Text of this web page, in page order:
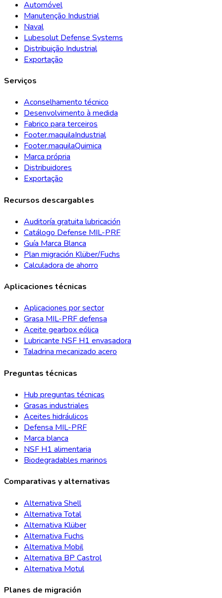
Automóvel
Manutenção Industrial
Naval
Lubesolut Defense Systems
Distribuição Industrial
Exportação
Serviços
Aconselhamento técnico
Desenvolvimento à medida
Fabrico para terceiros
Footer.maquilaIndustrial
Footer.maquilaQuimica
Marca própria
Distribuidores
Exportação
Recursos descargables
Auditoría gratuita lubricación
Catálogo Defense MIL-PRF
Guía Marca Blanca
Plan migración Klüber/Fuchs
Calculadora de ahorro
Aplicaciones técnicas
Aplicaciones por sector
Grasa MIL-PRF defensa
Aceite gearbox eólica
Lubricante NSF H1 envasadora
Taladrina mecanizado acero
Preguntas técnicas
Hub preguntas técnicas
Grasas industriales
Aceites hidráulicos
Defensa MIL-PRF
Marca blanca
NSF H1 alimentaria
Biodegradables marinos
Comparativas y alternativas
Alternativa Shell
Alternativa Total
Alternativa Klüber
Alternativa Fuchs
Alternativa Mobil
Alternativa BP Castrol
Alternativa Motul
Planes de migración